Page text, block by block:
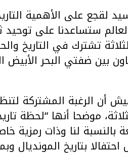
لقجع على الأهمية
العالم ستساعدنا على
الثلاثة تشترك في
بين ضفتي البحر
أن الرغبة المشتركة
موضحا أنها “لحظة
رائعة بالنسبة لنا وذات